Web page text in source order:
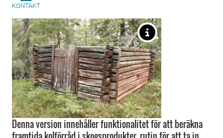
KONTAKT
Denna version innehåller funktionalitet för att beräkna